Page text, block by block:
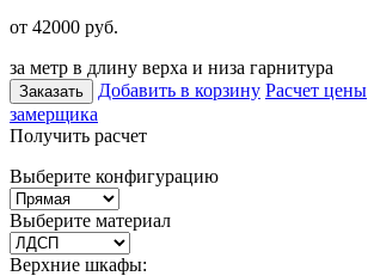
от 42000 руб.
за метр в длину верха и низа гарнитура
Заказать Добавить в корзину Расчет цены
замерщика
Получить расчет
Выберите конфигурацию
Выберите материал
Верхние шкафы: